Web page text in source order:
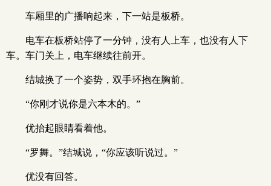
车厢里的广播响起来，下一站是板桥。
电车在板桥站停了一分钟，没有人上车，也没有人下
车。车门关上，电车继续往前开。
结城换了一个姿势，双手环抱在胸前。
“你刚才说你是六本木的。”
优抬起眼睛看着他。
“罗舞。”结城说，“你应该听说过。”
优没有回答。